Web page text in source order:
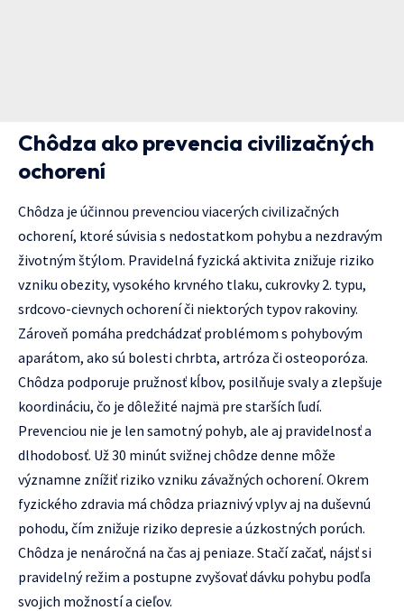
Chôdza ako prevencia civilizačných
ochorení
Chôdza je účinnou prevenciou viacerých civilizačných
ochorení, ktoré súvisia s nedostatkom pohybu a nezdravým
životným štýlom. Pravidelná fyzická aktivita znižuje riziko
vzniku obezity, vysokého krvného tlaku, cukrovky 2. typu,
srdcovo-cievnych ochorení či niektorých typov rakoviny.
Zároveň pomáha predchádzať problémom s pohybovým
aparátom, ako sú bolesti chrbta, artróza či osteoporóza.
Chôdza podporuje pružnosť kĺbov, posilňuje svaly a zlepšuje
koordináciu, čo je dôležité najmä pre starších ľudí.
Prevenciou nie je len samotný pohyb, ale aj pravidelnosť a
dlhodobosť. Už 30 minút svižnej chôdze denne môže
významne znížiť riziko vzniku závažných ochorení. Okrem
fyzického zdravia má chôdza priaznivý vplyv aj na duševnú
pohodu, čím znižuje riziko depresie a úzkostných porúch.
Chôdza je nenáročná na čas aj peniaze. Stačí začať, nájsť si
pravidelný režim a postupne zvyšovať dávku pohybu podľa
svojich možností a cieľov.